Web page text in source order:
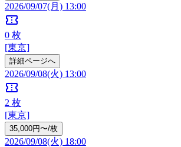
2026/09/07(月) 13:00
confirmation_number
0 枚
[東京]
詳細ページへ
2026/09/08(火) 13:00
confirmation_number
2 枚
[東京]
35,000円〜/枚
2026/09/08(火) 18:00